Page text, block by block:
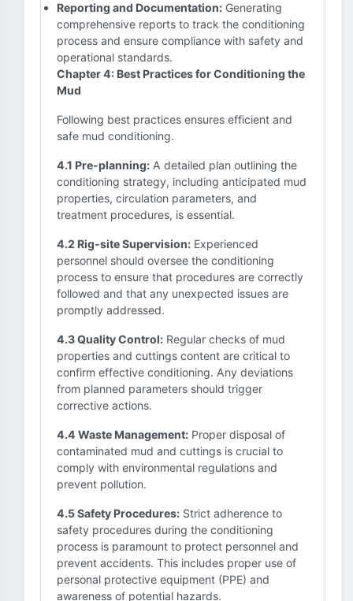
Reporting and Documentation: Generating
comprehensive reports to track the conditioning
process and ensure compliance with safety and
operational standards.
Chapter 4: Best Practices for Conditioning the
Mud
Following best practices ensures efficient and
safe mud conditioning.
4.1 Pre-planning: A detailed plan outlining the
conditioning strategy, including anticipated mud
properties, circulation parameters, and
treatment procedures, is essential.
4.2 Rig-site Supervision: Experienced
personnel should oversee the conditioning
process to ensure that procedures are correctly
followed and that any unexpected issues are
promptly addressed.
4.3 Quality Control: Regular checks of mud
properties and cuttings content are critical to
confirm effective conditioning. Any deviations
from planned parameters should trigger
corrective actions.
4.4 Waste Management: Proper disposal of
contaminated mud and cuttings is crucial to
comply with environmental regulations and
prevent pollution.
4.5 Safety Procedures: Strict adherence to
safety procedures during the conditioning
process is paramount to protect personnel and
prevent accidents. This includes proper use of
personal protective equipment (PPE) and
awareness of potential hazards.